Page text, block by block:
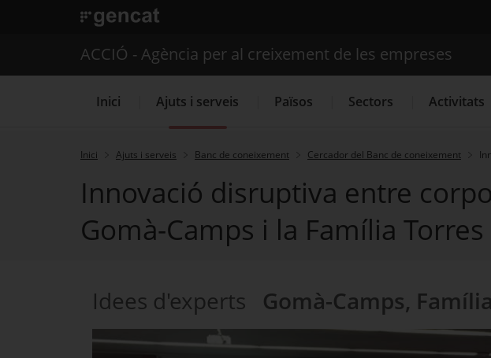
. Obre en una nova finestra.
Serveis d'internacionalització Serveis d'innovació
ACCIÓ - Agència per al creixement de les empreses
Inici Ajuts i serveis Països Sectors Activitats
Inici Ajuts i serveis Banc de coneixement Cercador del Banc de coneixement
Innovació disruptiva entre
Gomà-Camps i la Família Torres
Idees d'experts Gomà-Camps,